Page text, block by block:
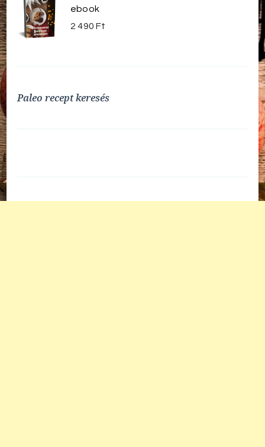
ebook
2 490Ft
Paleo recept keresés